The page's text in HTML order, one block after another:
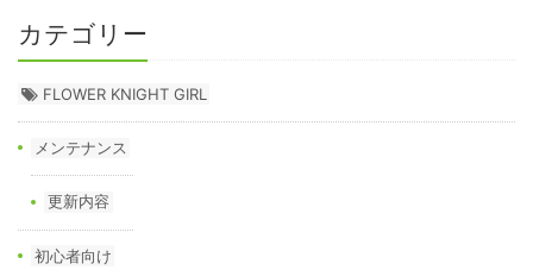
カテゴリー
FLOWER KNIGHT GIRL
メンテナンス
更新内容
初心者向け